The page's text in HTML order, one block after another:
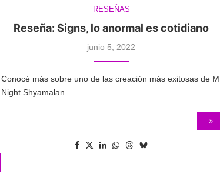
RESEÑAS
Reseña: Signs, lo anormal es cotidiano
junio 5, 2022
Conocé más sobre uno de las creación más exitosas de M.
Night Shyamalan.